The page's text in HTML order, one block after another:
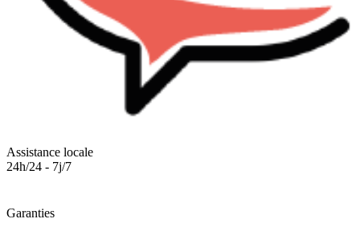
Assistance locale
24h/24 - 7j/7
Garanties